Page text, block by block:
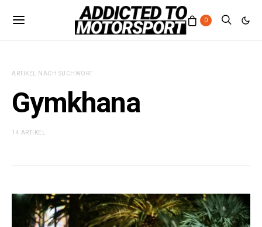
0
ARTIKEL NACH SUCHWORT
Gymkhana
14 ARTIKEL